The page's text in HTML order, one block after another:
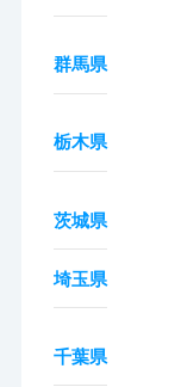
群馬県
栃木県
茨城県
埼玉県
千葉県